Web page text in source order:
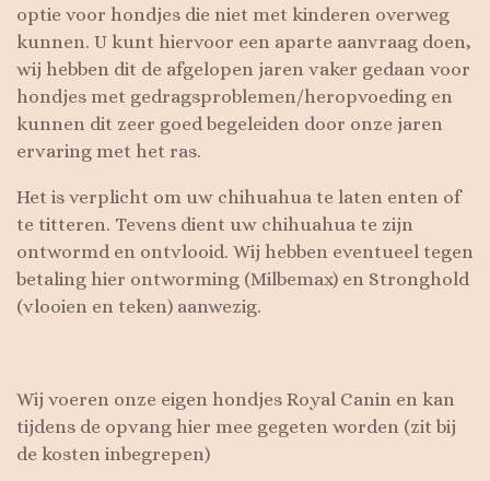
optie voor hondjes die niet met kinderen overweg
kunnen. U kunt hiervoor een aparte aanvraag doen,
wij hebben dit de afgelopen jaren vaker gedaan voor
hondjes met gedragsproblemen/heropvoeding en
kunnen dit zeer goed begeleiden door onze jaren
ervaring met het ras.
Het is verplicht om uw chihuahua te laten enten of
te titteren. Tevens dient uw chihuahua te zijn
ontwormd en ontvlooid. Wij hebben eventueel tegen
betaling hier ontworming (Milbemax) en Stronghold
(vlooien en teken) aanwezig.
Wij voeren onze eigen hondjes Royal Canin en kan
tijdens de opvang hier mee gegeten worden (zit bij
de kosten inbegrepen)